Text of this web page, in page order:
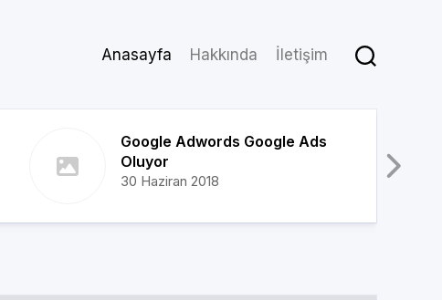
Anasayfa Hakkında İletişim
Google Adwords Google Ads
Oluyor
30 Haziran 2018